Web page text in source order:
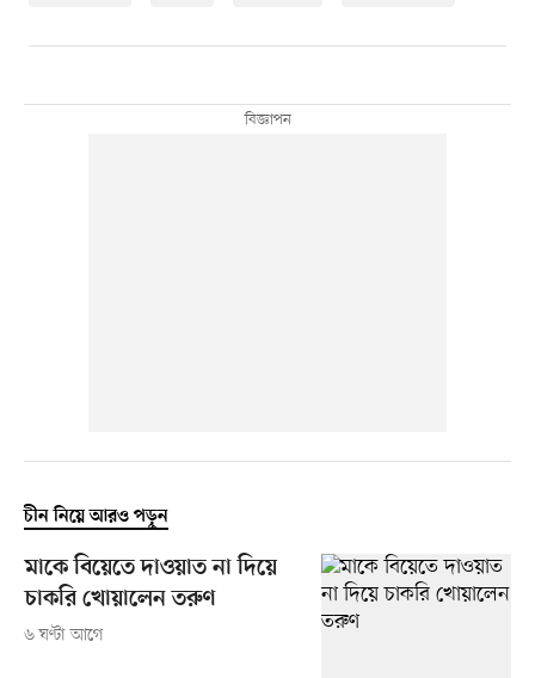
চীন নিয়ে আরও পড়ুন
মাকে বিয়েতে দাওয়াত না দিয়ে
চাকরি খোয়ালেন তরুণ
৬ ঘণ্টা আগে